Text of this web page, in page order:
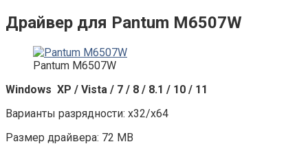
Драйвер для Pantum M6507W
Pantum M6507W
Windows XP / Vista / 7 / 8 / 8.1 / 10 / 11
Варианты разрядности: x32/x64
Размер драйвера: 72 MB